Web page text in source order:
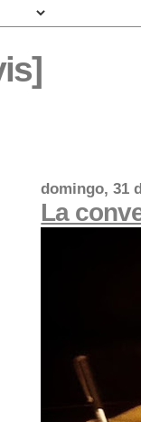
domingo, 31
La